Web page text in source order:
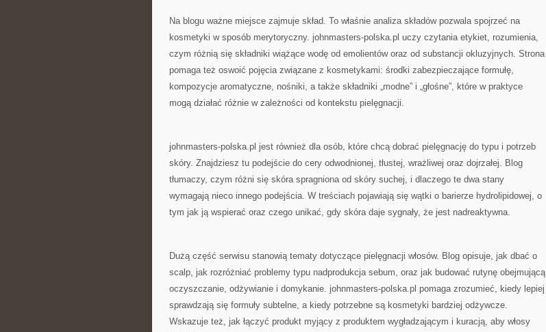
Na blogu ważne miejsce zajmuje skład. To właśnie analiza składów pozwala spojrzeć na
kosmetyki w sposób merytoryczny. johnmasters-polska.pl uczy czytania etykiet, rozumienia,
czym różnią się składniki wiążące wodę od emolientów oraz od substancji okluzyjnych. Strona
pomaga też oswoić pojęcia związane z kosmetykami: środki zabezpieczające formułę,
kompozycje aromatyczne, nośniki, a także składniki „modne” i „głośne”, które w praktyce
mogą działać różnie w zależności od kontekstu pielęgnacji.
johnmasters-polska.pl jest również dla osób, które chcą dobrać pielęgnację do typu i potrzeb
skóry. Znajdziesz tu podejście do cery odwodnionej, tłustej, wrażliwej oraz dojrzałej. Blog
tłumaczy, czym różni się skóra spragniona od skóry suchej, i dlaczego te dwa stany
wymagają nieco innego podejścia. W treściach pojawiają się wątki o barierze hydrolipidowej, o
tym jak ją wspierać oraz czego unikać, gdy skóra daje sygnały, że jest nadreaktywna.
Dużą część serwisu stanowią tematy dotyczące pielęgnacji włosów. Blog opisuje, jak dbać o
scalp, jak rozróżniać problemy typu nadprodukcja sebum, oraz jak budować rutynę obejmującą
oczyszczanie, odżywianie i domykanie. johnmasters-polska.pl pomaga zrozumieć, kiedy lepiej
sprawdzają się formuły subtelne, a kiedy potrzebne są kosmetyki bardziej odżywcze.
Wskazuje też, jak łączyć produkt myjący z produktem wygładzającym i kuracją, aby włosy